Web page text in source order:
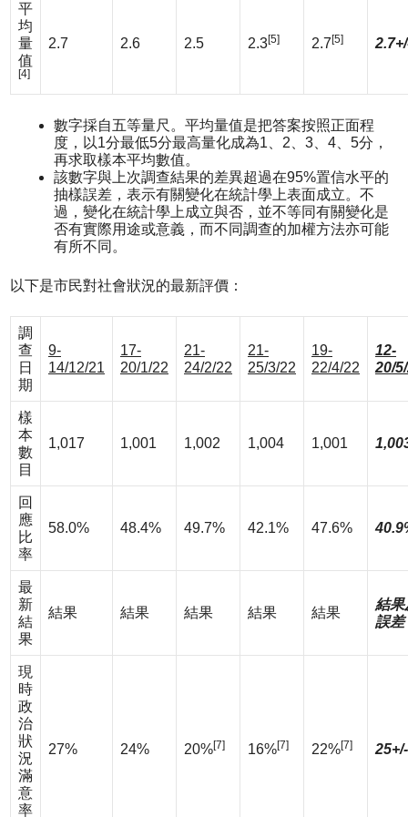
平
均
量
值
[4]
2.7 2.6 2.5 2.3[5] 2.7 [5]
數字採自五等量尺。平均量值是把答案按照正面程
度，以1分最低5分最高量化成為1、2、3、4、5分，
再求取樣本平均數值。
該數字與上次調查結果的差異超過在95%置信水平的
抽樣誤差，表示有關變化在統計學上表面成立。不
過，變化在統計學上成立與否，並不等同有關變化是
否有實際用途或意義，而不同調查的加權方法亦可能
有所不同。
以下是市民對社會狀況的最新評價：
調
查
日
期
9-
14/12/21
17-
20/1/22
21-
24/2/22
21-
25/3/22
19-
22/4/22
12-
20/
樣
本
數
目
1,017 1,001 1,002 1,004 1,001
回
應
比
率
58.0% 48.4% 49.7% 42.1% 47.6%
最
新
結
果
結果 結果 結果 結果 結果
結果
誤差
現
時
政
治
狀
況
滿
意
率
27% 24% 20%[7] 16%[7] 22%[7]